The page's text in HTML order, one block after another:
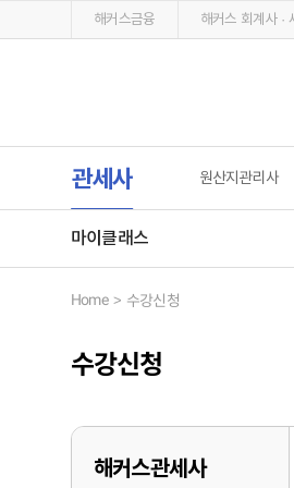
해커스금융 해커스 회계사 ·
관세사 원산지관리사
마이클래스
Home 수강신청
수강신청
해커스관세사